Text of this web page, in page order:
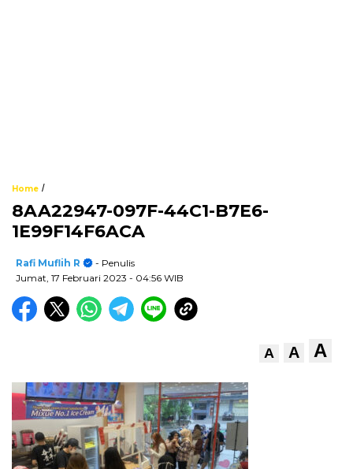
Home /
8AA22947-097F-44C1-B7E6-
1E99F14F6ACA
Rafi Muflih R
- Penulis
Jumat, 17 Februari 2023 - 04:56 WIB
A A A